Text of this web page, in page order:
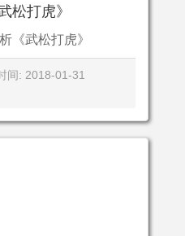
松打虎》
《武松打虎》
间: 2018-01-31